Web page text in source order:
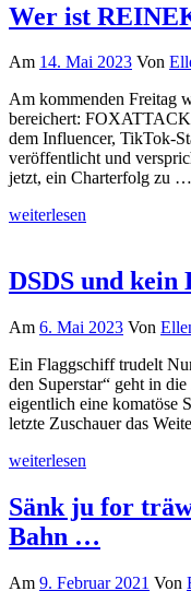
Wer ist
Am 14. Mai 2023 Von
Am kommenden Freitag
bereichert:
dem Influencer, TikTok-
veröffentlicht und
jetzt, ein Charterfolg zu …
weiterlesen
DSDS und kein
Am 6. Mai 2023 Von
Ein Flaggschiff trudelt
den Superstar“ geht in
eigentlich eine komatöse
letzte Zuschauer das
weiterlesen
Sänk ju for
Bahn …
Am 9. Februar 2021 Von